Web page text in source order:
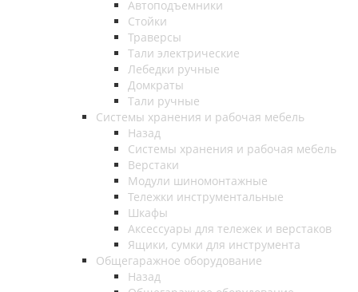
Автоподъемники
Стойки
Траверсы
Тали электрические
Лебедки ручные
Домкраты
Тали ручные
Системы хранения и рабочая мебель
Назад
Системы хранения и рабочая мебель
Верстаки
Модули шиномонтажные
Тележки инструментальные
Шкафы
Аксессуары для тележек и верстаков
Ящики, сумки для инструмента
Общегаражное оборудование
Назад